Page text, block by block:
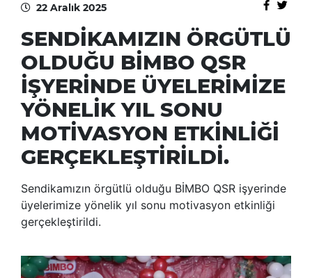
22 Aralık 2025
SENDİKAMIZIN ÖRGÜTLÜ
OLDUĞU BİMBO QSR
İŞYERİNDE ÜYELERİMİZE
YÖNELİK YIL SONU
MOTİVASYON ETKİNLİĞİ
GERÇEKLEŞTİRİLDİ.
Sendikamızın örgütlü olduğu BİMBO QSR işyerinde
üyelerimize yönelik yıl sonu motivasyon etkinliği
gerçekleştirildi.